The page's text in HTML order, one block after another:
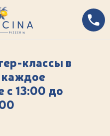
классы в
с 13:00 до